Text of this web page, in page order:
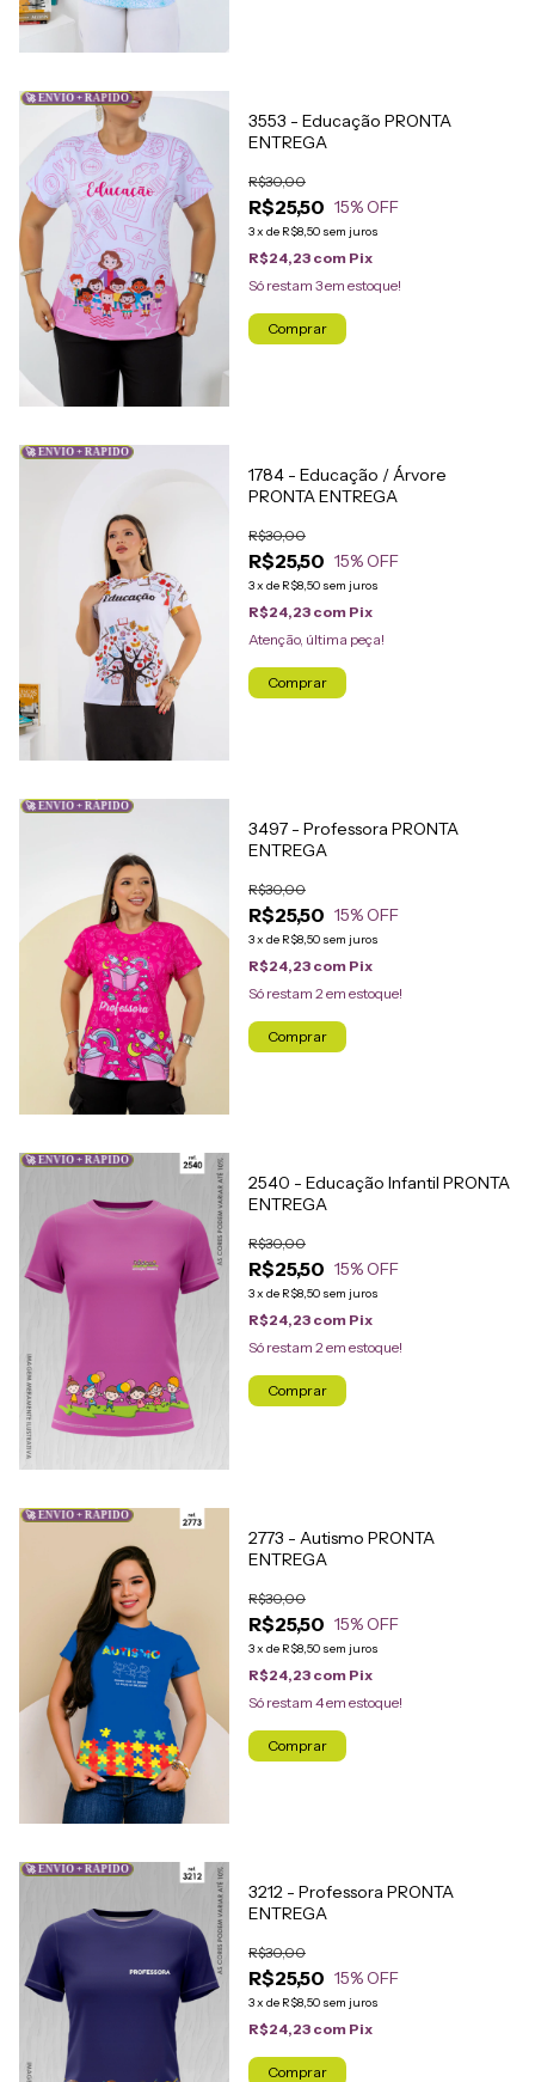
🚀 ENVIO + RÁPIDO
3553 - Educação PRONTA
ENTREGA
R$25,50
R$30,00
15% OFF
3x de R$8,50 sem juros
R$24,23 com Pix
Só restam 3em estoque!
Comprar
🚀 ENVIO + RÁPIDO
1784 - Educação / Árvore
PRONTA ENTREGA
R$25,50
R$30,00
15% OFF
3x de R$8,50 sem juros
R$24,23 com Pix
Atenção, última peça!
Comprar
🚀 ENVIO + RÁPIDO
3497 - Professora PRONTA
ENTREGA
R$25,50
R$30,00
15% OFF
3x de R$8,50 sem juros
R$24,23 com Pix
Só restam 2 em estoque!
Comprar
🚀 ENVIO + RÁPIDO
2540 - Educação Infantil PRONTA
ENTREGA
R$25,50
R$30,00
15% OFF
3x de R$8,50 sem juros
R$24,23 com Pix
Só restam 2 em estoque!
Comprar
🚀 ENVIO + RÁPIDO
2773 - Autismo PRONTA
ENTREGA
R$25,50
R$30,00
15% OFF
3x de R$8,50 sem juros
R$24,23 com Pix
Só restam 4em estoque!
Comprar
🚀 ENVIO + RÁPIDO
3212 - Professora PRONTA
ENTREGA
R$25,50
R$30,00
15% OFF
3x de R$8,50 sem juros
R$24,23 com Pix
Comprar